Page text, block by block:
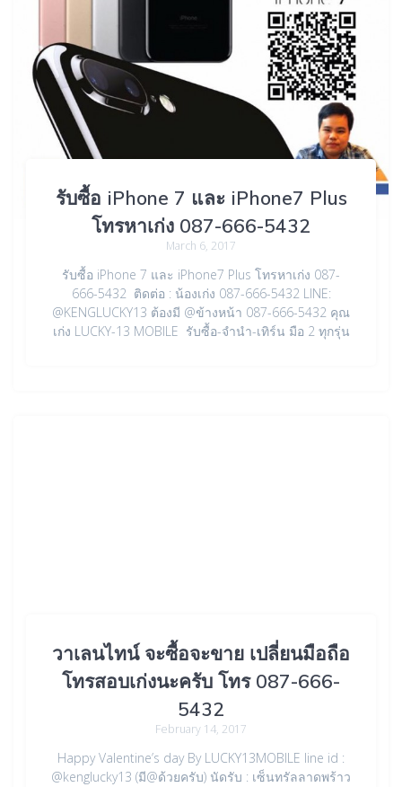
รับซื้อ iPhone 7 และ iPhone7 Plus
โทรหาเก่ง 087-666-5432
March 6, 2017
รับซื้อ iPhone 7 และ iPhone7 Plus โทรหาเก่ง 087-
666-5432 ติดต่อ : น้องเก่ง 087-666-5432 LINE:
@KENGLUCKY13 ต้องมี @ข้างหน้า 087-666-5432 คุณ
เก่ง LUCKY-13 MOBILE รับซื้อ-จำนำ-เทิร์น มือ 2 ทุกรุ่น
วาเลนไทน์ จะซื้อจะขาย เปลี่ยนมือถือ
โทรสอบเก่งนะครับ โทร 087-666-
5432
February 14, 2017
Happy Valentine’s day By LUCKY13MOBILE line id :
@kenglucky13 (มี@ด้วยครับ) นัดรับ : เซ็นทรัลลาดพร้าว